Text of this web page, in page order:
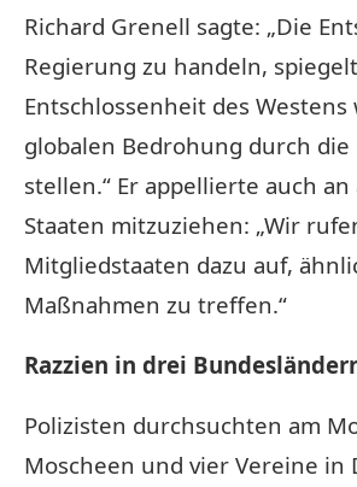
Richard Grenell sagte: „Die
Regierung zu handeln,
Entschlossenheit des Westens
globalen Bedrohung durch die
stellen.“ Er appellierte auch an
Staaten mitzuziehen: „Wir
Mitgliedstaaten dazu auf,
Maßnahmen zu treffen.“
Razzien in drei
Polizisten durchsuchten am
Moscheen und vier Vereine in